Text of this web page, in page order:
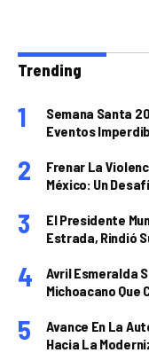
Trending
Semana Santa
Eventos
Frenar La
México: Un
El Presidente
Estrada, Rindió
Avril Esmeralda
Michoacano Que
Avance En La
Hacia La